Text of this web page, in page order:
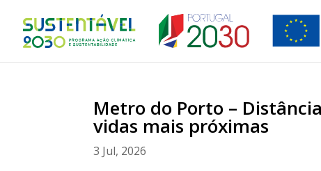
Metro do Porto –
vidas mais próximas
3 Jul, 2026